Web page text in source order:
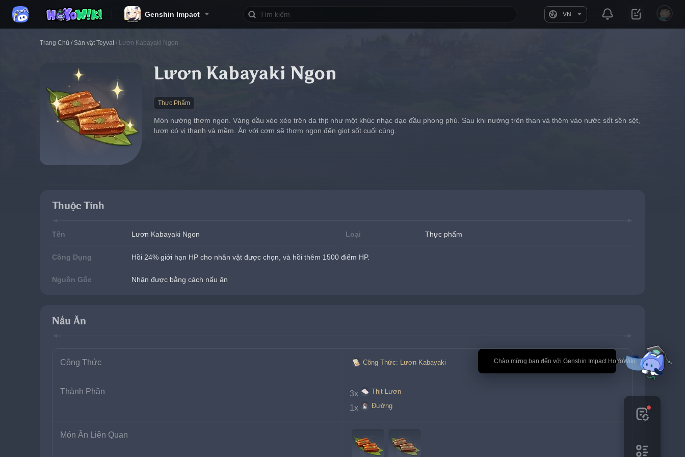
Genshin Impact VN
🎉 Chào mừng bạn đến với Genshin Impact HoYoWiki
Trang Chủ / Sản vật Teyvat / Lươn Kabayaki Ngon
Lươn Kabayaki Ngon
Thực Phẩm
Món nướng thơm ngon. Váng dầu xèo xèo trên da thịt như một khúc nhạc dạo đầu phong phú. Sau khi nướng trên than và thêm vào nước sốt sền sệt,
lươn có vị thanh và mềm. Ăn với cơm sẽ thơm ngon đến giọt sốt cuối cùng.
Thuộc Tính
Tên Lươn Kabayaki Ngon Loại Thực phẩm
Công Dụng Hồi 24% giới hạn HP cho nhân vật được chọn, và hồi thêm 1500 điểm HP.
Nguồn Gốc Nhận được bằng cách nấu ăn
Nấu Ăn
Công Thức Công Thức: Lươn Kabayaki
Thành Phần 3x Thịt Lươn
1x Đường
Món Ăn Liên Quan